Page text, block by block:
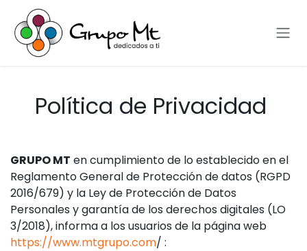
Skip to Content
Política de Privacidad
GRUPO MT en cumplimiento de lo establecido en el
Reglamento General de Protección de datos (RGPD
2016/679) y la Ley de Protección de Datos
Personales y garantía de los derechos digitales (LO
3/2018), informa a los usuarios de la página web
https://www.mtgrupo.com/ :